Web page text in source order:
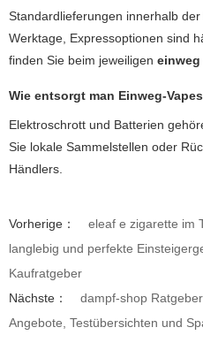
Standardlieferungen innerhalb
Werktage, Expressoptionen sind
finden Sie beim jeweiligen
Wie entsorgt man Einweg-
Elektroschrott und Batterien
Sie lokale Sammelstellen oder
Händlers.
Vorherige：
eleaf e zigarette im
langlebig und perfekte
Kaufratgeber
Nächste：
dampf-shop
Angebote, Testübersichten und